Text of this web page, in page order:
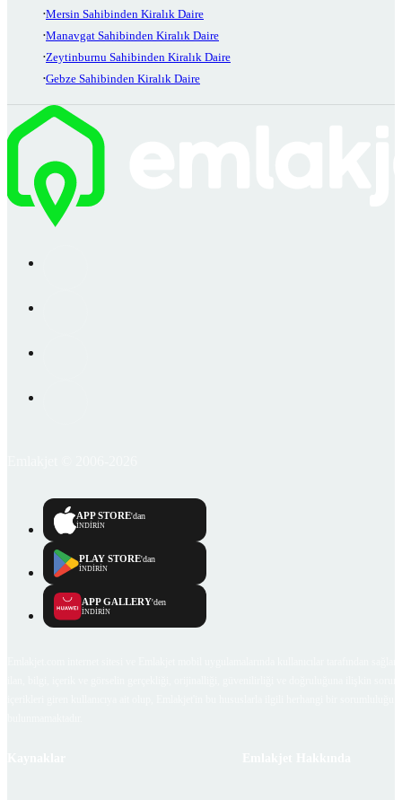
Mersin Sahibinden Kiralık Daire
Manavgat Sahibinden Kiralık Daire
Zeytinburnu Sahibinden Kiralık Daire
Gebze Sahibinden Kiralık Daire
APP STORE'dan
İNDİRİN
PLAY STORE'dan
İNDİRİN
APP GALLERY'den
İNDİRİN